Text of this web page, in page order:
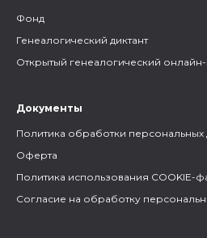
Фонд
Генеалогический диктант
Открытый генеалогический
Документы
Политика обработки персональных
Оферта
Политика использования COOKIE-
Согласие на обработку